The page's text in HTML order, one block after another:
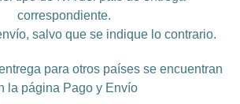
correspondiente.
, salvo que se indique lo contrario.
para otros países se encuentran
la página Pago y Envío